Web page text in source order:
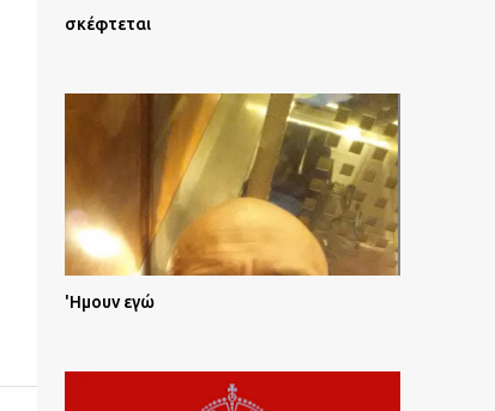
σκέφτεται
'Ημουν εγώ